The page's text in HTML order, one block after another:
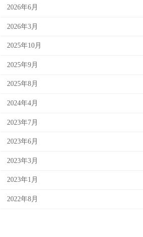
2026年6月
2026年3月
2025年10月
2025年9月
2025年8月
2024年4月
2023年7月
2023年6月
2023年3月
2023年1月
2022年8月